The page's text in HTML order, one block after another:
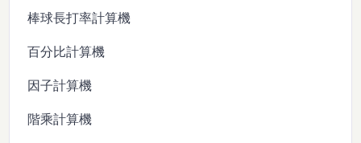
棒球長打率計算機
百分比計算機
因子計算機
階乘計算機